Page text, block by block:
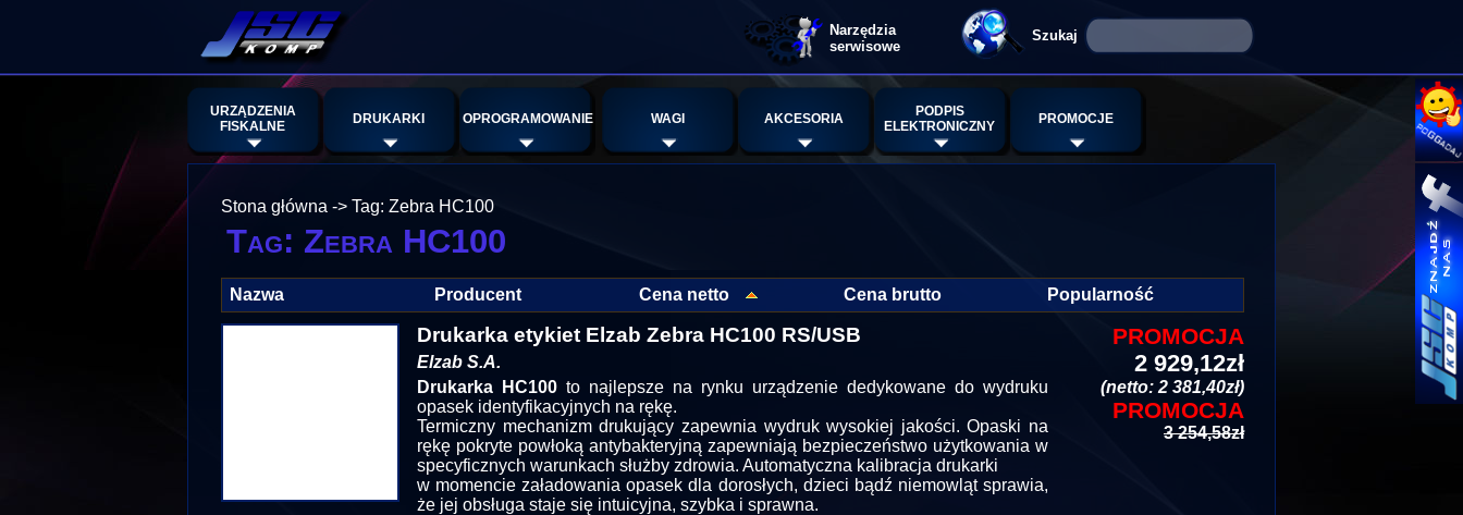
Narzędzia
serwisowe
URZĄDZENIA
FISKALNE
DRUKARKI OPROGRAMOWANIE WAGI AKCESORIA
PODPIS
ELEKTRONICZNY
PROMOCJE
Stona główna -> Tag: Zebra HC100
Tag: Zebra HC100
Nazwa Producent Cena netto Cena brutto Popularność
Drukarka etykiet Elzab Zebra HC100 RS/USB
Elzab S.A.
Drukarka HC100 to najlepsze na rynku urządzenie dedykowane do wydruku
opasek identyfikacyjnych na rękę.
Termiczny mechanizm drukujący zapewnia wydruk wysokiej jakości. Opaski na
rękę pokryte powłoką antybakteryjną zapewniają bezpieczeństwo użytkowania w
specyficznych warunkach służby zdrowia. Automatyczna kalibracja drukarki
w momencie załadowania opasek dla dorosłych, dzieci bądź niemowląt sprawia,
że jej obsługa staje się intuicyjna, szybka i sprawna.
PROMOCJA
2 929,12zł
(netto: 2 381,40zł)
PROMOCJA
3 254,58zł